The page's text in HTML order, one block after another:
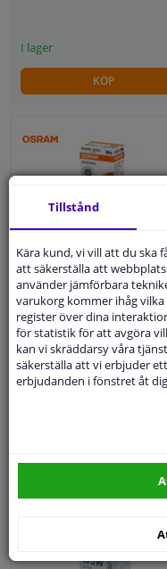
I lager
KÖP
Osram Original 24V
T10
5,69kr
Tillstånd
Kära kund, vi vill att du ska
att säkerställa att
använder jämförbara
varukorg kommer ihåg
register över dina
för statistik för att avgöra
kan vi skräddarsy våra
säkerställa att vi erbjuder
erbjudanden i fönstret åt